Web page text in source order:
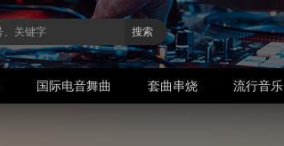
搜索
国际电音舞曲 套曲串烧 流行音乐